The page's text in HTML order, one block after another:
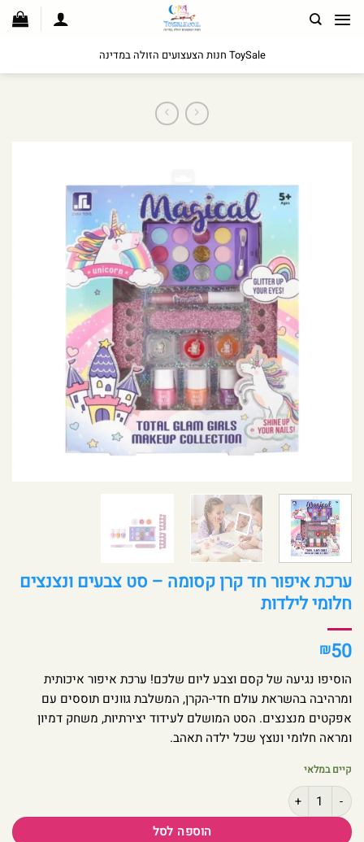
לתוכן
ToySale חנות הצעצועים הזולה במדינה
ערכת איפור חד קרן קסומה – סט צבעים ונצנצים
חלומי לילדות
₪50
הוסיפו נגיעה של קסם וצבע ליום שלכם! ערכת איפור איכותית
ומרהיבה בהשראת עולם חדי-הקרן, המשלבת גוונים תוססים עם
אפקטים מנצנצים. הסט המושלם לעידוד יצירתיות, משחק דמיון
ומראה חלומי ונוצץ שכל ילדה תאהב.
קיים במלאי
כמות של ערכת איפור חד קרן קסומה – סט צבעים ונצנצים חלומי לילדות
הוספה לסל